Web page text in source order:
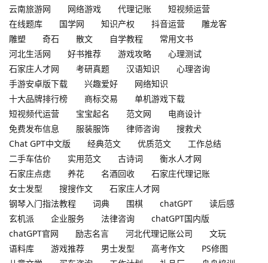
云南旅游网
网络游戏 代理记账
短视频运营
在线题库
国学网 知识产权 抖音运营
雕龙客
雕塑
奇石 散文 自学教程
常用文书
河北生活网
好书推荐 游戏攻略
心理测试
石家庄人才网
考研真题 汉语知识
心理咨询
手游安卓版下载
兴趣爱好
网络知识
十大品牌排行榜
商标交易
单机游戏下载
短视频代运营
宝宝起名 范文网
电商设计
免费发布信息
服装服饰 律师咨询
搜救犬
Chat GPT中文版
经典范文 优质范文
工作总结
二手车估价
实用范文 古诗词
衡水人才网
石家庄点痣
养花 名酒回收
石家庄代理记账
女士发型
搜搜作文
石家庄人才网
钢琴入门指法教程
词典 围棋 chatGPT
读后感
玄机派
企业服务 法律咨询
chatGPT国内版
chatGPT官网
励志名言 河北代理记账公司
文玩
语料库
游戏推荐 男士发型 高考作文
PS修图